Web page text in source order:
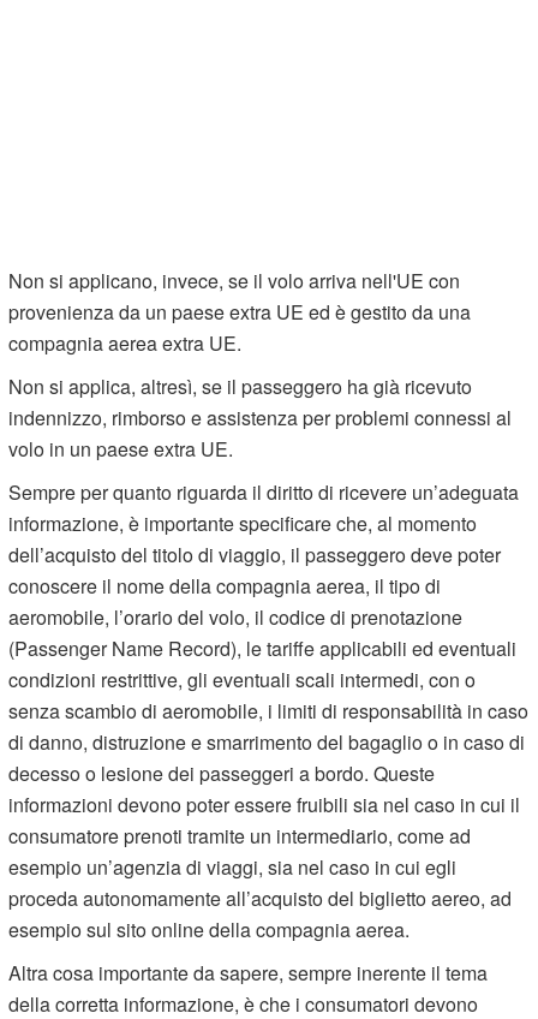
Non si applicano, invece, se il volo arriva nell'UE con
provenienza da un paese extra UE ed è gestito da una
compagnia aerea extra UE.
Non si applica, altresì, se il passeggero ha già ricevuto
indennizzo, rimborso e assistenza per problemi connessi al
volo in un paese extra UE.
Sempre per quanto riguarda il diritto di ricevere un’adeguata
informazione, è importante specificare che, al momento
dell’acquisto del titolo di viaggio, il passeggero deve poter
conoscere il nome della compagnia aerea, il tipo di
aeromobile, l’orario del volo, il codice di prenotazione
(Passenger Name Record), le tariffe applicabili ed eventuali
condizioni restrittive, gli eventuali scali intermedi, con o
senza scambio di aeromobile, i limiti di responsabilità in caso
di danno, distruzione e smarrimento del bagaglio o in caso di
decesso o lesione dei passeggeri a bordo. Queste
informazioni devono poter essere fruibili sia nel caso in cui il
consumatore prenoti tramite un intermediario, come ad
esempio un’agenzia di viaggi, sia nel caso in cui egli
proceda autonomamente all’acquisto del biglietto aereo, ad
esempio sul sito online della compagnia aerea.
Altra cosa importante da sapere, sempre inerente il tema
della corretta informazione, è che i consumatori devono